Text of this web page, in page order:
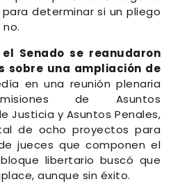
determinar si un pliego
Senado se reanudaron
sobre una ampliación de
en una reunión plenaria
de Asuntos
Justicia y Asuntos Penales,
de ocho proyectos para
jueces que componen el
libertario buscó que
aunque sin éxito.